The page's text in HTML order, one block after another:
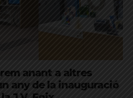
anant a altres
any de la inauguració